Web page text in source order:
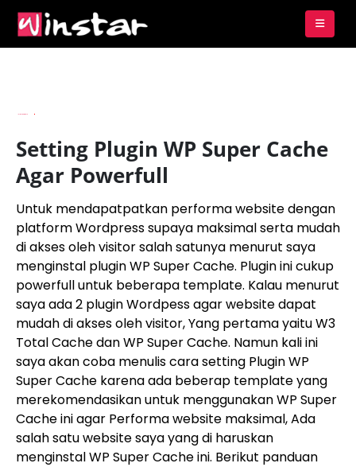
Setting Plugin WP Super Cache
Agar Powerfull
Untuk mendapatpatkan performa website dengan
platform Wordpress supaya maksimal serta mudah
di akses oleh visitor salah satunya menurut saya
menginstal plugin WP Super Cache. Plugin ini cukup
powerfull untuk beberapa template. Kalau menurut
saya ada 2 plugin Wordpess agar website dapat
mudah di akses oleh visitor, Yang pertama yaitu W3
Total Cache dan WP Super Cache. Namun kali ini
saya akan coba menulis cara setting Plugin WP
Super Cache karena ada beberap template yang
merekomendasikan untuk menggunakan WP Super
Cache ini agar Performa website maksimal, Ada
salah satu website saya yang di haruskan
menginstal WP Super Cache ini. Berikut panduan